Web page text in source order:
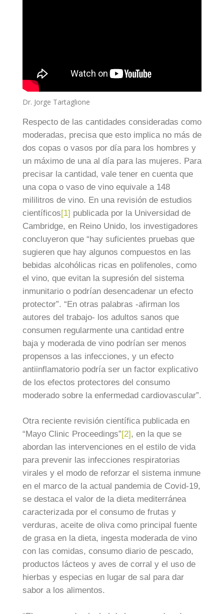
Dr. Jorge Tartaglione
Respecto de las cantidades consideradas como
moderadas, precisa que esto implica no más de
dos copas o vasos por día para los hombres y
un máximo de una al día para las mujeres. Para
precisar la cantidad, vale tener en cuenta que
una copa o vaso de vino equivale a 148
mililitros de vino. En una revisión de estudios
científicos[1] publicada por la Universidad de
Cambridge, en Reino Unido, los investigadores
concluyeron que “hay suficientes pruebas que
sugieren que hay algunos compuestos en las
bebidas alcohólicas ricas en polifenoles, como
el vino, que evitan la supresión del sistema
inmunitario o podrían desencadenar un efecto
protector”. “En otras palabras -afirman los
autores del trabajo- los adultos sanos que
consumen regularmente una cantidad entre
baja y moderada de vino podrían ser menos
propensos a las infecciones, y un efecto
antiinflamatorio podría ser un factor explicativo
de los efectos protectores del consumo
moderado sobre la enfermedad cardiovascular”.
Otra reciente revisión científica publicada en
“Mayo Clinic Proceedings”[2] , en la que se
abordan las intervenciones en el estilo de vida
para prevenir las infecciones respiratorias
virales y el modo de reforzar el sistema inmune
en el marco de la actual pandemia de Covid-19,
se destaca el valor de la dieta mediterránea
caracterizada por el consumo de frutas y
verduras, aceite de oliva como principal fuente
de grasa en la dieta, ingesta moderada de vino
con las comidas, consumo diario de pescado,
productos lácteos y aves de corral y el uso de
hierbas y especias en lugar de sal para dar
sabor a los alimentos.